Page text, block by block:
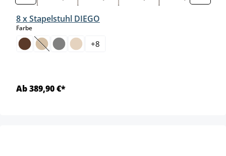
8 x Stapelstuhl DIEGO
Farbeauswählen
(Diese Option ist zurzeit nicht verfügbar.)
+8
Ab 389,90 €*